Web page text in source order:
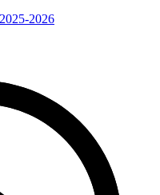
2026